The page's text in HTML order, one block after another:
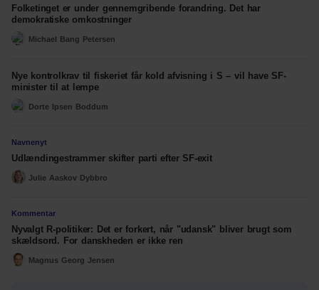
Folketinget er under gennemgribende forandring. Det har
demokratiske omkostninger
Michael Bang Petersen
Nye kontrolkrav til fiskeriet får kold afvisning i S – vil have SF-
minister til at lempe
Dorte Ipsen Boddum
Navnenyt
Udlændingestrammer skifter parti efter SF-exit
Julie Aaskov Dybbro
Kommentar
Nyvalgt R-politiker: Det er forkert, når "udansk" bliver brugt som
skældsord. For danskheden er ikke ren
Magnus Georg Jensen